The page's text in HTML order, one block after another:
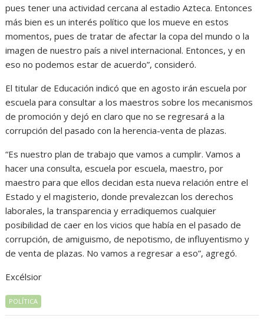
pues tener una actividad cercana al estadio Azteca. Entonces
más bien es un interés político que los mueve en estos
momentos, pues de tratar de afectar la copa del mundo o la
imagen de nuestro país a nivel internacional. Entonces, y en
eso no podemos estar de acuerdo”, consideró.
El titular de Educación indicó que en agosto irán escuela por
escuela para consultar a los maestros sobre los mecanismos
de promoción y dejó en claro que no se regresará a la
corrupción del pasado con la herencia-venta de plazas.
“Es nuestro plan de trabajo que vamos a cumplir. Vamos a
hacer una consulta, escuela por escuela, maestro, por
maestro para que ellos decidan esta nueva relación entre el
Estado y el magisterio, donde prevalezcan los derechos
laborales, la transparencia y erradiquemos cualquier
posibilidad de caer en los vicios que había en el pasado de
corrupción, de amiguismo, de nepotismo, de influyentismo y
de venta de plazas. No vamos a regresar a eso”, agregó.
Excélsior
POLÍTICA